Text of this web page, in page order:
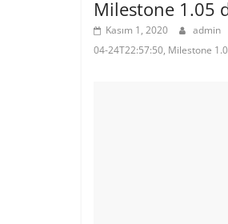
Milestone 1.05
Kasım 1, 2020 admin
04-24T22:57:50, Milestone